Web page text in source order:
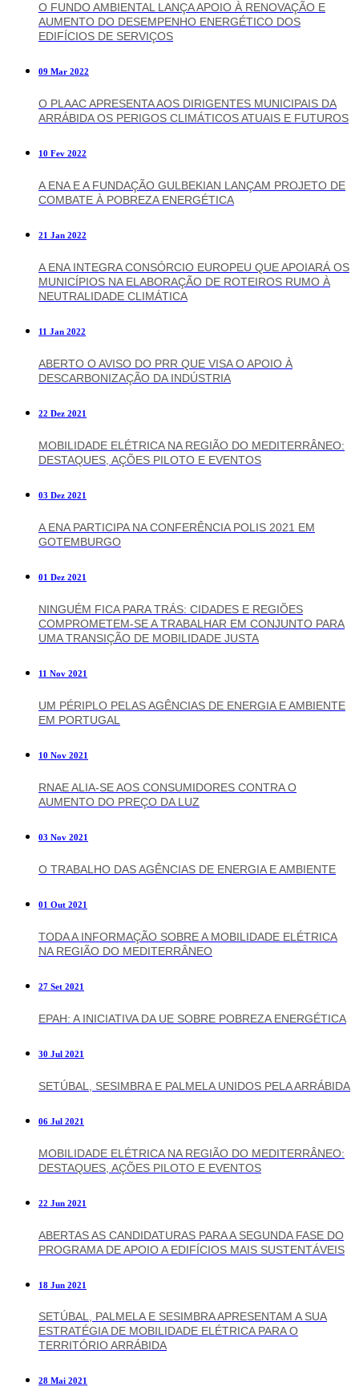
O FUNDO AMBIENTAL LANÇA APOIO À RENOVAÇÃO E
AUMENTO DO DESEMPENHO ENERGÉTICO DOS
EDIFÍCIOS DE SERVIÇOS
09 Mar 2022
O PLAAC APRESENTA AOS DIRIGENTES MUNICIPAIS DA
ARRÁBIDA OS PERIGOS CLIMÁTICOS ATUAIS E FUTUROS
10 Fev 2022
A ENA E A FUNDAÇÃO GULBEKIAN LANÇAM PROJETO DE
COMBATE À POBREZA ENERGÉTICA
21 Jan 2022
A ENA INTEGRA CONSÓRCIO EUROPEU QUE APOIARÁ OS
MUNICÍPIOS NA ELABORAÇÃO DE ROTEIROS RUMO À
NEUTRALIDADE CLIMÁTICA
11 Jan 2022
ABERTO O AVISO DO PRR QUE VISA O APOIO À
DESCARBONIZAÇÃO DA INDÚSTRIA
22 Dez 2021
MOBILIDADE ELÉTRICA NA REGIÃO DO MEDITERRÂNEO:
DESTAQUES, AÇÕES PILOTO E EVENTOS
03 Dez 2021
A ENA PARTICIPA NA CONFERÊNCIA POLIS 2021 EM
GOTEMBURGO
01 Dez 2021
NINGUÉM FICA PARA TRÁS: CIDADES E REGIÕES
COMPROMETEM-SE A TRABALHAR EM CONJUNTO PARA
UMA TRANSIÇÃO DE MOBILIDADE JUSTA
11 Nov 2021
UM PÉRIPLO PELAS AGÊNCIAS DE ENERGIA E AMBIENTE
EM PORTUGAL
10 Nov 2021
RNAE ALIA-SE AOS CONSUMIDORES CONTRA O
AUMENTO DO PREÇO DA LUZ
03 Nov 2021
O TRABALHO DAS AGÊNCIAS DE ENERGIA E AMBIENTE
01 Out 2021
TODA A INFORMAÇÃO SOBRE A MOBILIDADE ELÉTRICA
NA REGIÃO DO MEDITERRÂNEO
27 Set 2021
EPAH: A INICIATIVA DA UE SOBRE POBREZA ENERGÉTICA
30 Jul 2021
SETÚBAL, SESIMBRA E PALMELA UNIDOS PELA ARRÁBIDA
06 Jul 2021
MOBILIDADE ELÉTRICA NA REGIÃO DO MEDITERRÂNEO:
DESTAQUES, AÇÕES PILOTO E EVENTOS
22 Jun 2021
ABERTAS AS CANDIDATURAS PARA A SEGUNDA FASE DO
PROGRAMA DE APOIO A EDIFÍCIOS MAIS SUSTENTÁVEIS
18 Jun 2021
SETÚBAL, PALMELA E SESIMBRA APRESENTAM A SUA
ESTRATÉGIA DE MOBILIDADE ELÉTRICA PARA O
TERRITÓRIO ARRÁBIDA
28 Mai 2021